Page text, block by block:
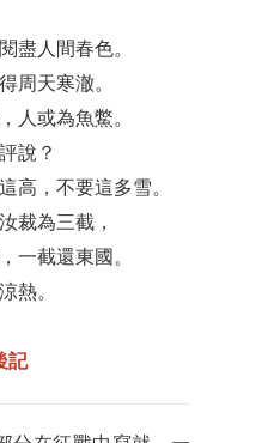
盡人間春色。
周天寒澈。
人或為魚鱉。
說？
高，不要這多雪。
裁為三截，
一截還東國。
熱。
記